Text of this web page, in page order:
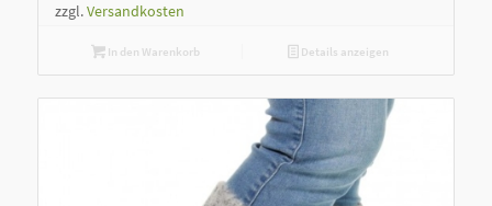
zzgl.Versandkosten
In den Warenkorb Details anzeigen